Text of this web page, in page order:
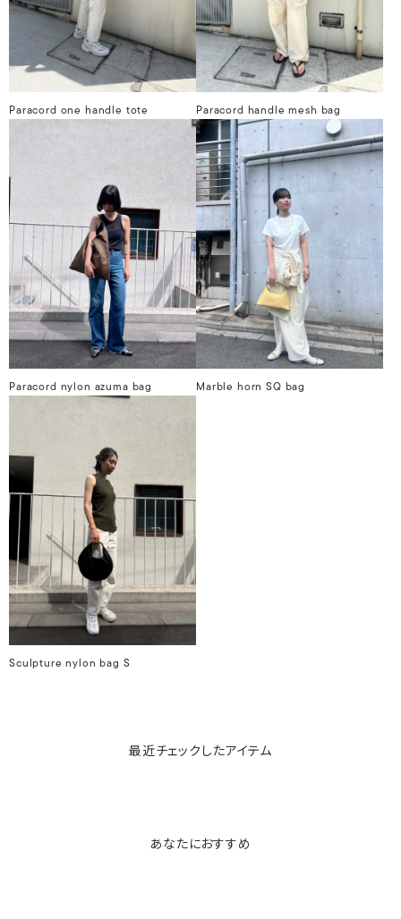
Paracord one handle tote Paracord handle mesh bag
Paracord nylon azuma bag Marble horn SQ bag
Sculpture nylon bag S
最近チェックしたアイテム
あなたにおすすめ